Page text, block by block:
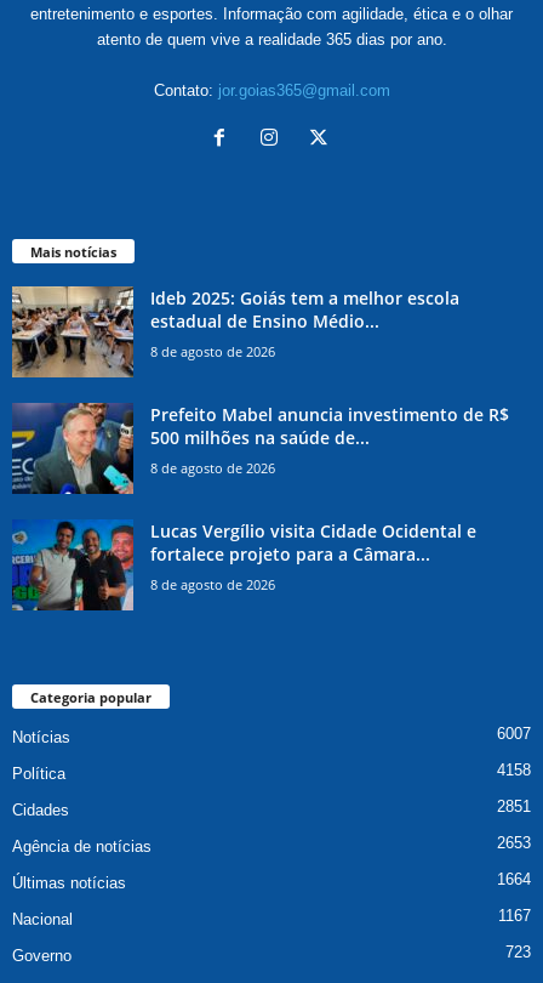
entretenimento e esportes. Informação com agilidade, ética e o olhar
atento de quem vive a realidade 365 dias por ano.
Contato: jor.goias365@gmail.com
Mais notícias
Ideb 2025: Goiás tem a melhor escola
estadual de Ensino Médio...
8 de agosto de 2026
Prefeito Mabel anuncia investimento de R$
500 milhões na saúde de...
8 de agosto de 2026
Lucas Vergílio visita Cidade Ocidental e
fortalece projeto para a Câmara...
8 de agosto de 2026
Categoria popular
Notícias 6007
Política 4158
Cidades 2851
Agência de notícias 2653
Últimas notícias 1664
Nacional 1167
Governo 723